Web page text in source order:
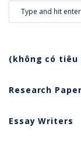
(không có tiêu
Research
Essay Writers